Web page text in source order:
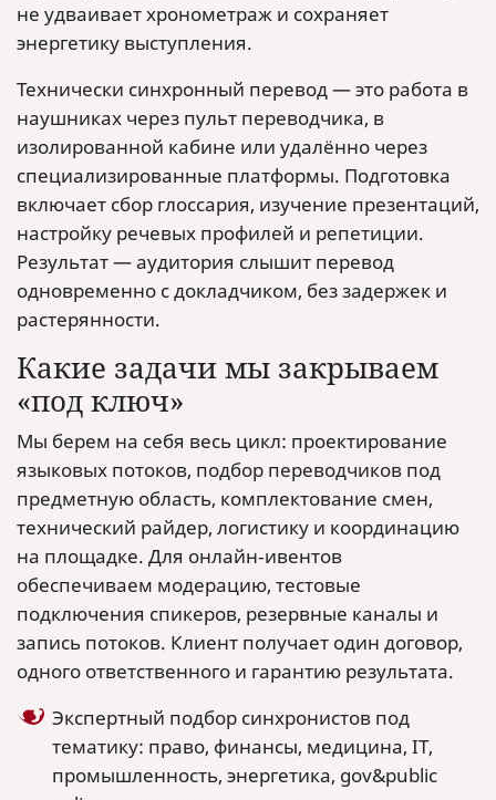
не удваивает хронометраж и сохраняет
энергетику выступления.
Технически синхронный перевод — это работа в
наушниках через пульт переводчика, в
изолированной кабине или удалённо через
специализированные платформы. Подготовка
включает сбор глоссария, изучение презентаций,
настройку речевых профилей и репетиции.
Результат — аудитория слышит перевод
одновременно с докладчиком, без задержек и
растерянности.
Какие задачи мы закрываем
«под ключ»
Мы берем на себя весь цикл: проектирование
языковых потоков, подбор переводчиков под
предметную область, комплектование смен,
технический райдер, логистику и координацию
на площадке. Для онлайн‑ивентов
обеспечиваем модерацию, тестовые
подключения спикеров, резервные каналы и
запись потоков. Клиент получает один договор,
одного ответственного и гарантию результата.
Экспертный подбор синхронистов под
тематику: право, финансы, медицина, IT,
промышленность, энергетика, gov&public